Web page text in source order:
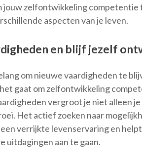
jouw zelfontwikkeling competentie
aspecten van je leven.
en blijf jezelf
om nieuwe vaardigheden te
gaat om zelfontwikkeling
vergroot je niet alleen
Het actief zoeken naar
verrijkte levenservaring en
uitdagingen aan te gaan.